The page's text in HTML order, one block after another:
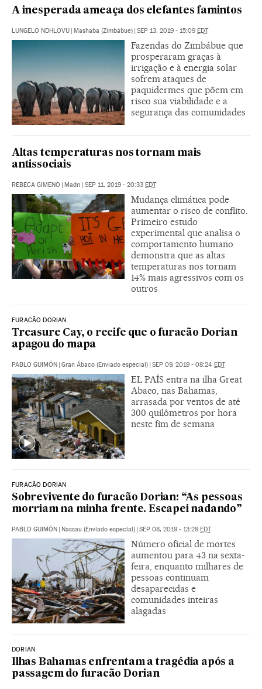
A inesperada ameaça dos elefantes famintos
LUNGELO NDHLOVU | Mashaba (Zimbábue) | SEP 13, 2019 - 15:09 EDT
Fazendas do Zimbábue que
prosperaram graças à
irrigação e à energia solar
sofrem ataques de
paquidermes que põem em
risco sua viabilidade e a
segurança das comunidades
Altas temperaturas nos tornam mais
antissociais
REBECA GIMENO | Madri | SEP 11, 2019 - 20:33 EDT
Mudança climática pode
aumentar o risco de conflito.
Primeiro estudo
experimental que analisa o
comportamento humano
demonstra que as altas
temperaturas nos tornam
14% mais agressivos com os
outros
FURACÃO DORIAN
Treasure Cay, o recife que o furacão Dorian
apagou do mapa
PABLO GUIMÓN | Gran Ábaco (Enviado especial) | SEP 09, 2019 - 08:24 EDT
EL PAÍS entra na ilha Great
Abaco, nas Bahamas,
arrasada por ventos de até
300 quilômetros por hora
neste fim de semana
FURACÃO DORIAN
Sobrevivente do furacão Dorian: “As pessoas
morriam na minha frente. Escapei nadando”
PABLO GUIMÓN | Nassau (Enviado especial) | SEP 08, 2019 - 13:28 EDT
Número oficial de mortes
aumentou para 43 na sexta-
feira, enquanto milhares de
pessoas continuam
desaparecidas e
comunidades inteiras
alagadas
DORIAN
Ilhas Bahamas enfrentam a tragédia após a
passagem do furacão Dorian